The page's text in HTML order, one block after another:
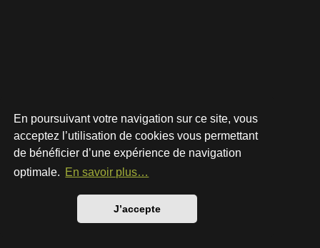
En poursuivant votre navigation sur ce site, vous
acceptez l’utilisation de cookies vous permettant
de bénéficier d’une expérience de navigation
optimale. En savoir plus…
J’accepte
Développé parphpBB® Forum Software © phpBB Limited
Style par
Traduction française officielle